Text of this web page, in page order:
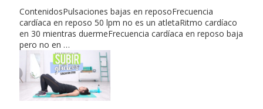
ContenidosPulsaciones bajas en reposoFrecuencia
cardíaca en reposo 50 lpm no es un atletaRitmo cardíaco
en 30 mientras duermeFrecuencia cardíaca en reposo baja
pero no en …